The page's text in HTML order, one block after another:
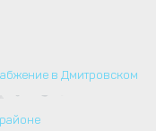
в Дмитровском